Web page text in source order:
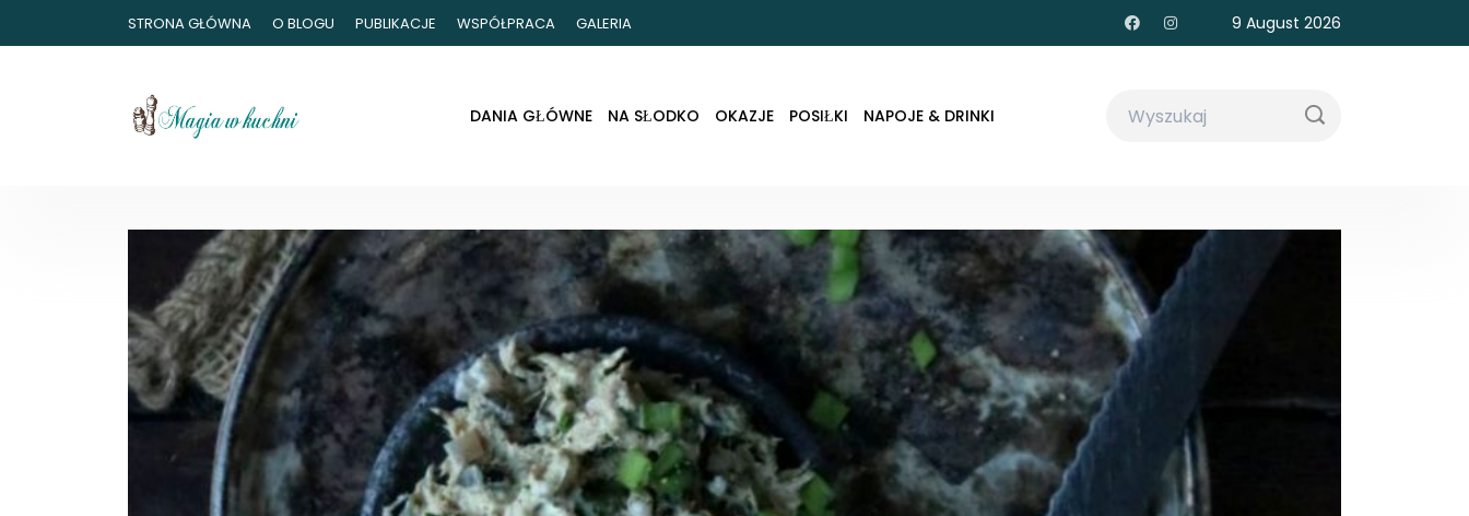
STRONA GŁÓWNA O BLOGU PUBLIKACJE WSPÓŁPRACA GALERIA 9 August 2026
DANIA GŁÓWNE NA SŁODKO OKAZJE POSIŁKI NAPOJE & DRINKI